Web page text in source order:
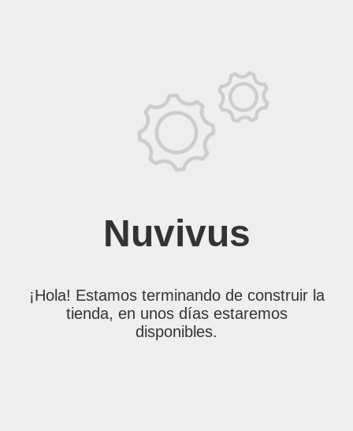
Nuvivus
¡Hola! Estamos terminando de construir la
tienda, en unos días estaremos
disponibles.